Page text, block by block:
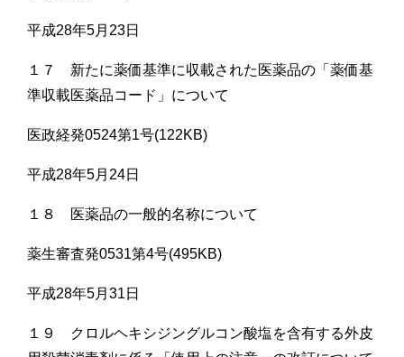
平成28年5月23日
１７ 新たに薬価基準に収載された医薬品の「薬価基
準収載医薬品コード」について
医政経発0524第1号(122KB)
平成28年5月24日
１８ 医薬品の一般的名称について
薬生審査発0531第4号(495KB)
平成28年5月31日
１９ クロルヘキシジングルコン酸塩を含有する外皮